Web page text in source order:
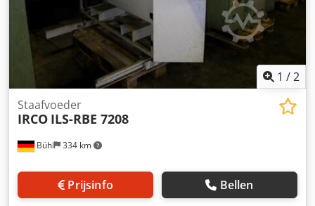
1 /2
Bühl 334 km
Staafvoeder
IRCO ILS-RBE 7208
Prijsinfo Bellen